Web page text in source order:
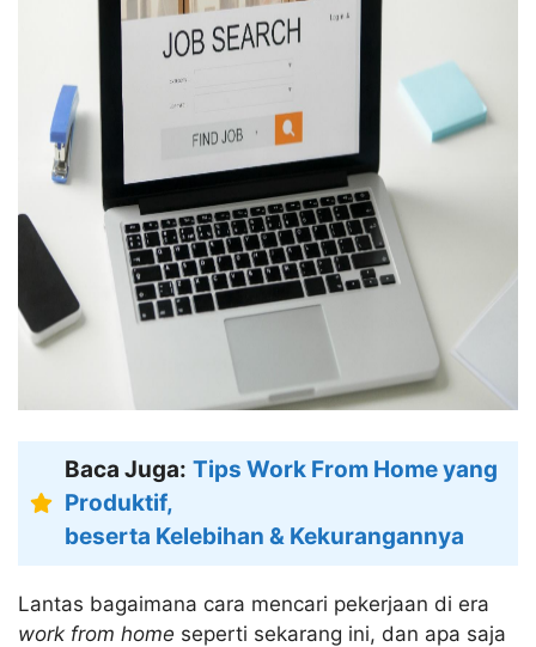
Baca Juga: Tips Work From Home yang
Produktif,
beserta Kelebihan & Kekurangannya
Lantas bagaimana cara mencari pekerjaan di era
work from home seperti sekarang ini, dan apa saja